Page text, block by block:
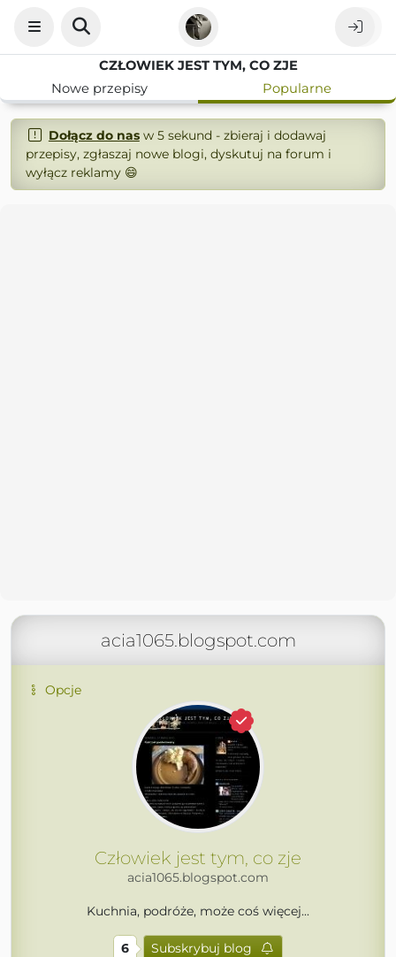
CZŁOWIEK JEST TYM, CO ZJE
Nowe przepisy
Popularne
Dołącz do nasw 5 sekund - zbieraj i dodawaj
przepisy, zgłaszaj nowe blogi, dyskutuj na forum i
wyłącz reklamy 😄
acia1065.blogspot.com
Opcje
Człowiek jest tym, co zje
acia1065.blogspot.com
Kuchnia, podróże, może coś więcej...
6 Subskrybuj blog